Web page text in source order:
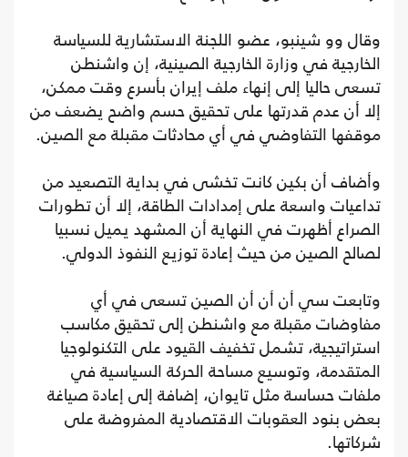
وقال وو شينبو، عضو اللجنة الاستشارية للسياسة
الخارجية في وزارة الخارجية الصينية، إن واشنطن
تسعى حاليا إلى إنهاء ملف إيران بأسرع وقت ممكن،
إلا أن عدم قدرتها على تحقيق حسم واضح يضعف من
موقفها التفاوضي في أي محادثات مقبلة مع الصين.
وأضاف أن بكين كانت تخشى في بداية التصعيد من
تداعيات واسعة على إمدادات الطاقة، إلا أن تطورات
الصراع أظهرت في النهاية أن المشهد يميل نسبيا
لصالح الصين من حيث إعادة توزيع النفوذ الدولي.
وتابعت سي أن أن أن الصين تسعى في أي
مفاوضات مقبلة مع واشنطن إلى تحقيق مكاسب
استراتيجية، تشمل تخفيف القيود على التكنولوجيا
المتقدمة، وتوسيع مساحة الحركة السياسية في
ملفات حساسة مثل تايوان، إضافة إلى إعادة صياغة
بعض بنود العقوبات الاقتصادية المفروضة على
شركاتها.